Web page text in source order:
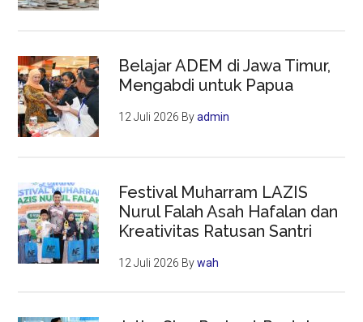
Belajar ADEM di Jawa Timur,
Mengabdi untuk Papua
12 Juli 2026 Byadmin
Festival Muharram LAZIS
Nurul Falah Asah Hafalan dan
Kreativitas Ratusan Santri
12 Juli 2026 Bywah